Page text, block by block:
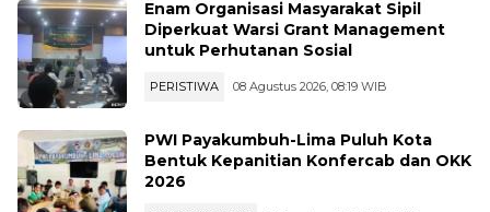
Enam Organisasi Masyarakat Sipil
Diperkuat Warsi Grant Management
untuk Perhutanan Sosial
PERISTIWA 08 Agustus 2026, 08:19 WIB
PWI Payakumbuh-Lima Puluh Kota
Bentuk Kepanitian Konfercab dan OKK
2026